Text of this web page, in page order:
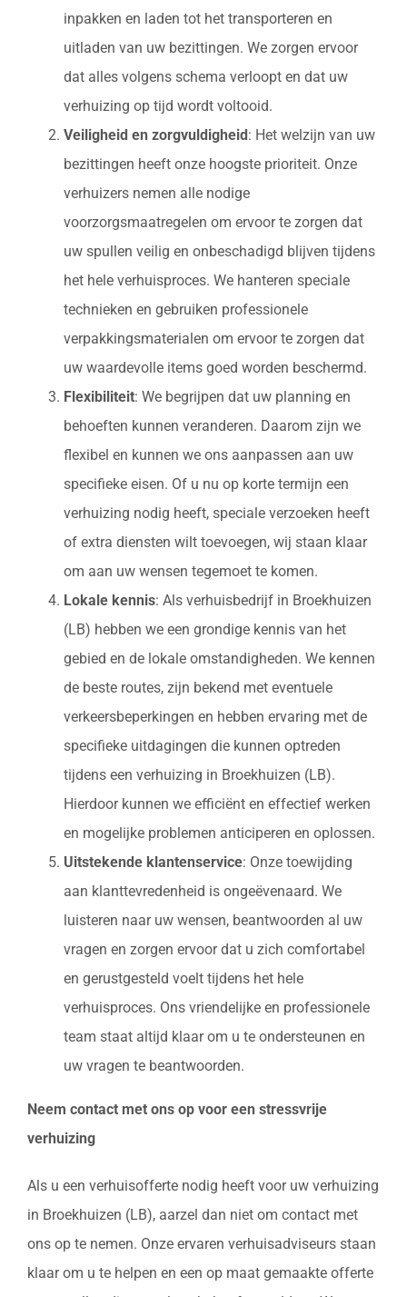
inpakken en laden tot het transporteren en
uitladen van uw bezittingen. We zorgen ervoor
dat alles volgens schema verloopt en dat uw
verhuizing op tijd wordt voltooid.
Veiligheid en zorgvuldigheid : Het welzijn van uw
bezittingen heeft onze hoogste prioriteit. Onze
verhuizers nemen alle nodige
voorzorgsmaatregelen om ervoor te zorgen dat
uw spullen veilig en onbeschadigd blijven tijdens
het hele verhuisproces. We hanteren speciale
technieken en gebruiken professionele
verpakkingsmaterialen om ervoor te zorgen dat
uw waardevolle items goed worden beschermd.
Flexibiliteit: We begrijpen dat uw planning en
behoeften kunnen veranderen. Daarom zijn we
flexibel en kunnen we ons aanpassen aan uw
specifieke eisen. Of u nu op korte termijn een
verhuizing nodig heeft, speciale verzoeken heeft
of extra diensten wilt toevoegen, wij staan klaar
om aan uw wensen tegemoet te komen.
Lokale kennis: Als verhuisbedrijf in Broekhuizen
(LB) hebben we een grondige kennis van het
gebied en de lokale omstandigheden. We kennen
de beste routes, zijn bekend met eventuele
verkeersbeperkingen en hebben ervaring met de
specifieke uitdagingen die kunnen optreden
tijdens een verhuizing in Broekhuizen (LB).
Hierdoor kunnen we efficiënt en effectief werken
en mogelijke problemen anticiperen en oplossen.
Uitstekende klantenservice: Onze toewijding
aan klanttevredenheid is ongeëvenaard. We
luisteren naar uw wensen, beantwoorden al uw
vragen en zorgen ervoor dat u zich comfortabel
en gerustgesteld voelt tijdens het hele
verhuisproces. Ons vriendelijke en professionele
team staat altijd klaar om u te ondersteunen en
uw vragen te beantwoorden.
Neem contact met ons op voor een stressvrije
verhuizing
Als u een verhuisofferte nodig heeft voor uw verhuizing
in Broekhuizen (LB), aarzel dan niet om contact met
ons op te nemen. Onze ervaren verhuisadviseurs staan
klaar om u te helpen en een op maat gemaakte offerte